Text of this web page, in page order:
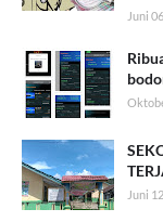
Juni
Juni